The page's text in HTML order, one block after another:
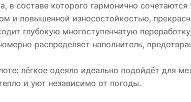
в составе которого гармонично
и повышенной износостойкостью,
глубокую многоступенчатую
распределяет наполнитель,
лёгкое одеяло идеально подойдёт для
и уют независимо от погоды.